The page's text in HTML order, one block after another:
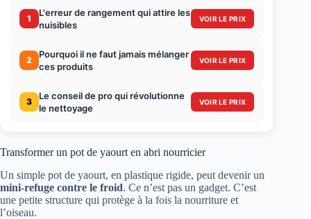
1
L'erreur de rangement qui attire les
nuisibles
VOIR LE PRIX
2
Pourquoi il ne faut jamais mélanger
ces produits
VOIR LE PRIX
3
Le conseil de pro qui révolutionne
le nettoyage
VOIR LE PRIX
Transformer un pot de yaourt en abri nourricier
Un simple pot de yaourt, en plastique rigide, peut devenir un
mini-refuge contre le froid. Ce n’est pas un gadget. C’est
une petite structure qui protège à la fois la nourriture et
l’oiseau.